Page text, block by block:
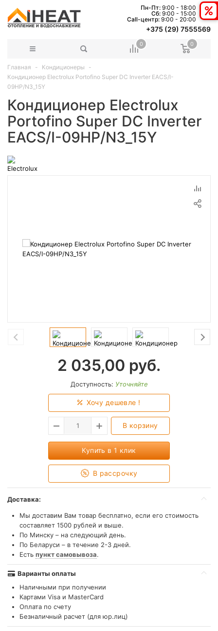
Пн-Пт: 9:00 - 18:00
Сб: 9:00 - 15:00
Сall-центр: 9:00 - 20:00
+375 (29) 7555569
0 0
Главная
Кондиционеры
Кондиционер Electrolux Portofino Super DC Inverter EACS/I-
09HP/N3_15Y
Кондиционер Electrolux
Portofino Super DC Inverter
EACS/I-09HP/N3_15Y
2 035,00 руб.
Доступность: Уточняйте
Хочу дешевле !
В корзину
Купить в 1 клик
В рассрочку
Доставка:
Мы доставим Вам товар бесплатно, если его стоимость
составляет 1500 рублей и выше.
По Минску – на следующий день.
По Беларуси – в течение 2-3 дней.
Есть пункт самовывоза.
Варианты оплаты
Наличными при получении
Картами Visa и MasterCard
Оплата по счету
Безналичный расчет (для юр.лиц)